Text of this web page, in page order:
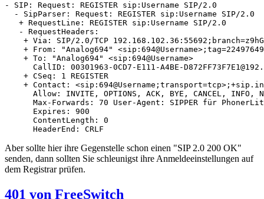
- SIP: Request: REGISTER sip:Username SIP/2.0
  - SipParser: Request: REGISTER sip:Username SIP/2.0
   + RequestLine: REGISTER sip:Username SIP/2.0
   - RequestHeaders:
+ Via: SIP/2.0/TCP
+ From: "Analog694"
    + To: "Analog694" <sip:694@Username>
CallID: 00301963-0CD7-E111-A4BE-
    + CSeq: 1 REGISTER
+ Contact:
Allow: INVITE, OPTIONS, ACK, BYE, CANCEL, INFO,
Max-Forwards: 70 User-Agent: SIPPER für
      Expires: 900
      ContentLength: 0
      HeaderEnd: CRLF
Aber sollte hier ihre Gegenstelle schon einen "SIP 2.0 200 OK"
senden, dann sollten Sie schleunigst ihre Anmeldeeinstellungen auf
dem Registrar prüfen.
401 von FreeSwitch